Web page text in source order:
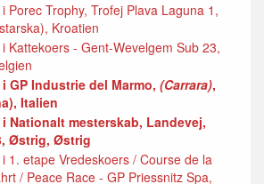
Porec Trophy, Trofej Plava Laguna 1,
Kroatien
Kattekoers - Gent-Wevelgem Sub 23,
i GP Industrie del Marmo, (Carrara),
Italien
i Nationalt mesterskab, Landevej,
Østrig, Østrig
1. etape Vredeskoers / Course de la
/ Peace Race - GP Priessnitz Spa,